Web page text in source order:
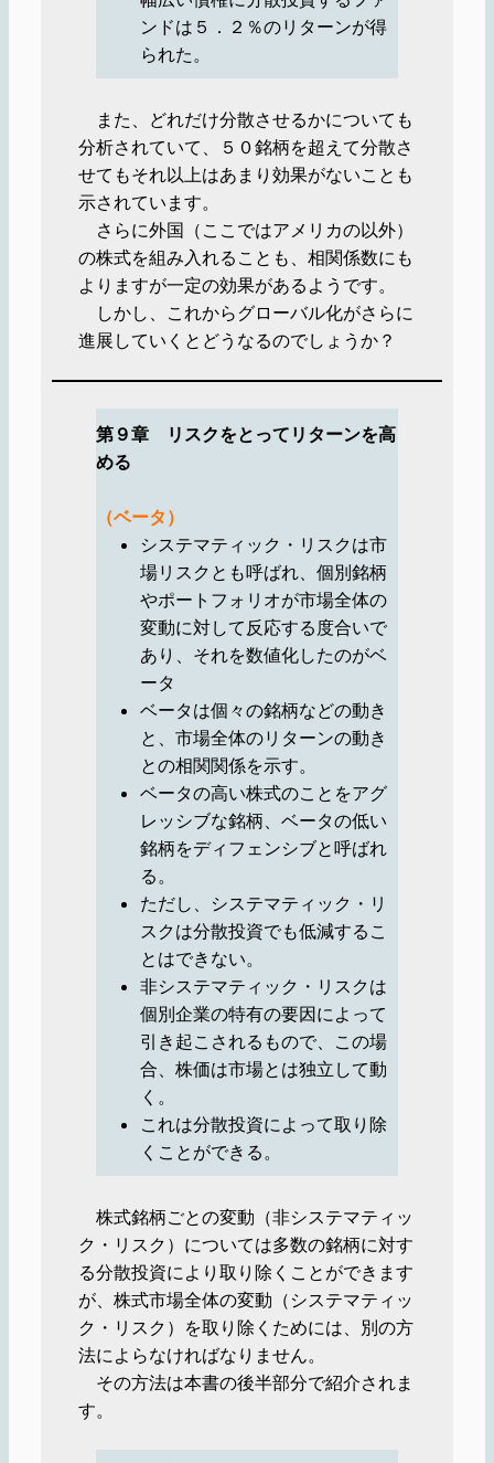
ンドは５．２％のリターンが得
られた。
また、どれだけ分散させるかについても
分析されていて、５０銘柄を超えて分散さ
せてもそれ以上はあまり効果がないことも
示されています。
さらに外国（ここではアメリカの以外）
の株式を組み入れることも、相関係数にも
よりますが一定の効果があるようです。
しかし、これからグローバル化がさらに
進展していくとどうなるのでしょうか？
第９章 リスクをとってリターンを高
める
（ベータ）
システマティック・リスクは市
場リスクとも呼ばれ、個別銘柄
やポートフォリオが市場全体の
変動に対して反応する度合いで
あり、それを数値化したのがベ
ータ
ベータは個々の銘柄などの動き
と、市場全体のリターンの動き
との相関関係を示す。
ベータの高い株式のことをアグ
レッシブな銘柄、ベータの低い
銘柄をディフェンシブと呼ばれ
る。
ただし、システマティック・リ
スクは分散投資でも低減するこ
とはできない。
非システマティック・リスクは
個別企業の特有の要因によって
引き起こされるもので、この場
合、株価は市場とは独立して動
く。
これは分散投資によって取り除
くことができる。
株式銘柄ごとの変動（非システマティッ
ク・リスク）については多数の銘柄に対す
る分散投資により取り除くことができます
が、株式市場全体の変動（システマティッ
ク・リスク）を取り除くためには、別の方
法によらなければなりません。
その方法は本書の後半部分で紹介されま
す。